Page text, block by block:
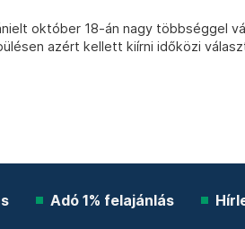
október 18-án nagy többséggel
azért kellett kiírni időközi
Adó 1% felajánlás